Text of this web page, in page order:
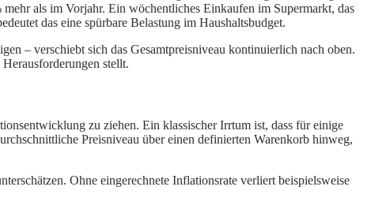
als im Vorjahr. Ein wöchentliches Einkaufen im Supermarkt, das
das eine spürbare Belastung im Haushaltsbudget.
– verschiebt sich das Gesamtpreisniveau kontinuierlich nach oben.
stellt.
zu ziehen. Ein klassischer Irrtum ist, dass für einige
Preisniveau über einen definierten Warenkorb hinweg,
Ohne eingerechnete Inflationsrate verliert beispielsweise